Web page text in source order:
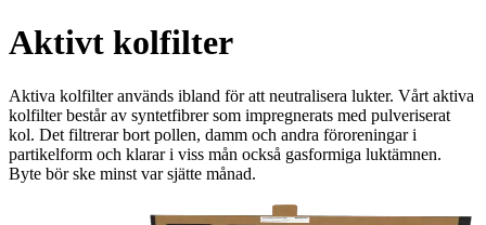
Aktivt kolfilter
Aktiva kolfilter används ibland för att neutralisera lukter. Vårt aktiva
kolfilter består av syntetfibrer som impregnerats med pulveriserat
kol. Det filtrerar bort pollen, damm och andra föroreningar i
partikelform och klarar i viss mån också gasformiga luktämnen.
Byte bör ske minst var sjätte månad.